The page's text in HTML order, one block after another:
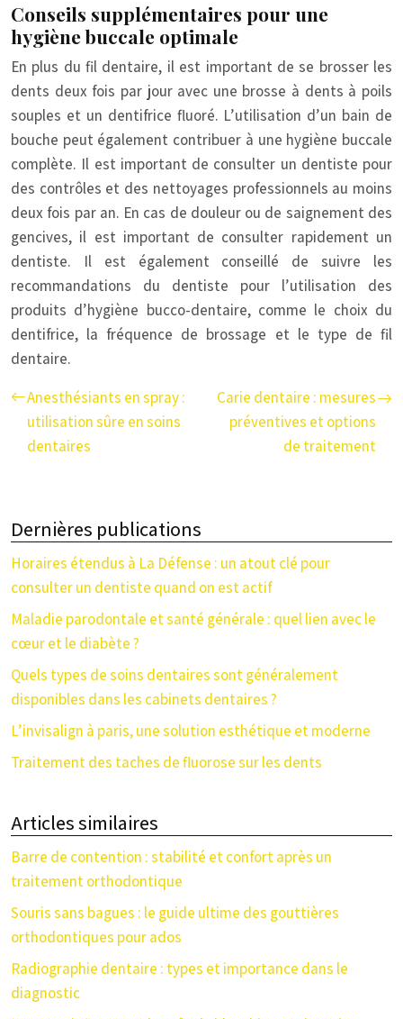
Conseils supplémentaires pour une
hygiène buccale optimale
En plus du fil dentaire, il est important de se brosser les
dents deux fois par jour avec une brosse à dents à poils
souples et un dentifrice fluoré. L’utilisation d’un bain de
bouche peut également contribuer à une hygiène buccale
complète. Il est important de consulter un dentiste pour
des contrôles et des nettoyages professionnels au moins
deux fois par an. En cas de douleur ou de saignement des
gencives, il est important de consulter rapidement un
dentiste. Il est également conseillé de suivre les
recommandations du dentiste pour l’utilisation des
produits d’hygiène bucco-dentaire, comme le choix du
dentifrice, la fréquence de brossage et le type de fil
dentaire.
Anesthésiants en spray :
utilisation sûre en soins
dentaires
Carie dentaire : mesures
préventives et options
de traitement
Dernières publications
Horaires étendus à La Défense : un atout clé pour
consulter un dentiste quand on est actif
Maladie parodontale et santé générale : quel lien avec le
cœur et le diabète ?
Quels types de soins dentaires sont généralement
disponibles dans les cabinets dentaires ?
L’invisalign à paris, une solution esthétique et moderne
Traitement des taches de fluorose sur les dents
Articles similaires
Barre de contention : stabilité et confort après un
traitement orthodontique
Souris sans bagues : le guide ultime des gouttières
orthodontiques pour ados
Radiographie dentaire : types et importance dans le
diagnostic